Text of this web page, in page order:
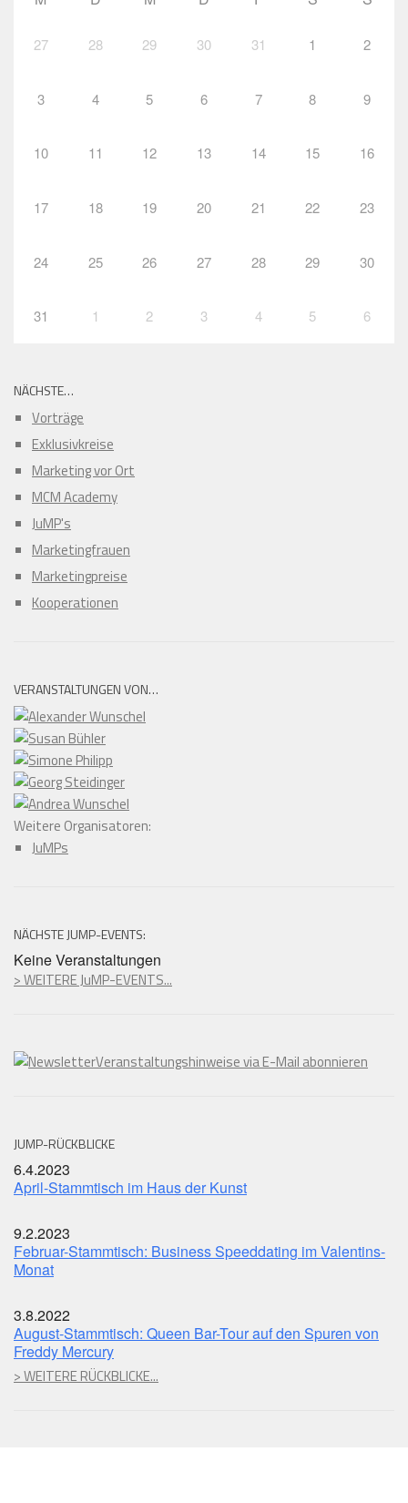
27 28 29 30 31 1 2
3 4 5 6 7 8 9
10 11 12 13 14 15 16
17 18 19 20 21 22 23
24 25 26 27 28 29 30
31 1 2 3 4 5 6
NÄCHSTE…
Vorträge
Exklusivkreise
Marketing vor Ort
MCM Academy
JuMP's
Marketingfrauen
Marketingpreise
Kooperationen
VERANSTALTUNGEN VON…
Weitere Organisatoren:
JuMPs
NÄCHSTE JUMP-EVENTS:
Keine Veranstaltungen
> WEITERE JuMP-EVENTS...
Veranstaltungshinweise via E-Mail abonnieren
JUMP-RÜCKBLICKE
6.4.2023
April-Stammtisch im Haus der Kunst
9.2.2023
Februar-Stammtisch: Business Speeddating im Valentins-
Monat
3.8.2022
August-Stammtisch: Queen Bar-Tour auf den Spuren von
Freddy Mercury
> WEITERE RÜCKBLICKE...